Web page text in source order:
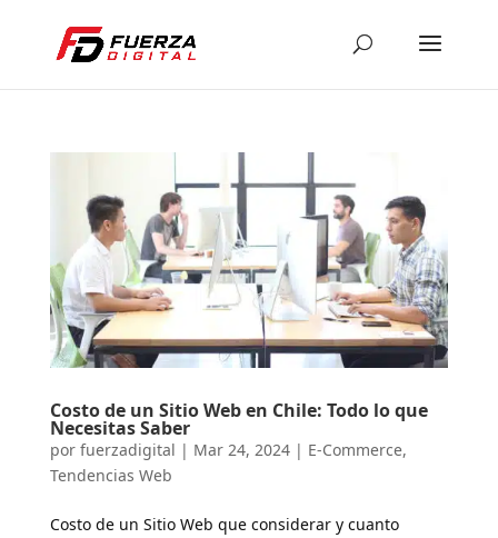
Costo de un Sitio Web en Chile: Todo lo que
Necesitas Saber
por fuerzadigital | Mar 24, 2024| E-Commerce,
Tendencias Web
Costo de un Sitio Web que considerar y cuanto